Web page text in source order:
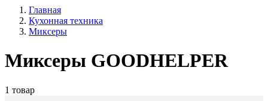
Главная
Кухонная техника
Миксеры
Миксеры GOODHELPER
1 товар